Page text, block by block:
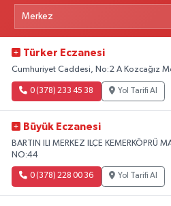
Türker Eczanesi
Cumhuriyet Caddesi, No:2 A Kozcağız
0 (378) 233 45 38 Yol Tarifi Al
Büyük Eczanesi
BARTIN ILI MERKEZ ILÇE KEMERKÖPRÜ
NO:44
0 (378) 228 00 36 Yol Tarifi Al